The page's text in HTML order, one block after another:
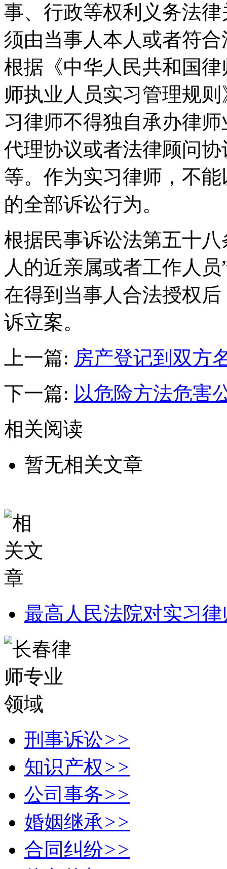
事、行政等权利义务法
须由当事人本人或者符
根据《中华人民共和国
师执业人员实习管理规
习律师不得独自承办律
代理协议或者法律顾问
等。作为实习律师，不
的全部诉讼行为。
根据民事诉讼法第五十
人的近亲属或者工作人
在得到当事人合法授权
诉立案。
上一篇: 房产登记到双方
下一篇: 以危险方法危害
相关阅读
暂无相关文章
最高人民法院对实习
刑事诉讼>>
知识产权>>
公司事务>>
婚姻继承>>
合同纠纷>>